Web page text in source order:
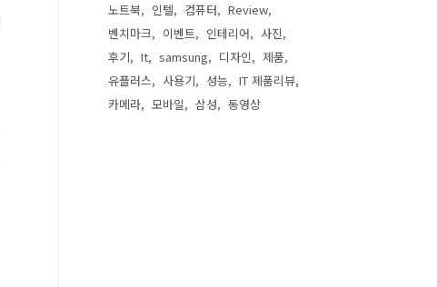
노트북
인텔 컴퓨터
Review
벤치마크
이벤트 인테리어
사진
후기
It samsung 디자인
제품
유플러스
사용기 성능
IT 제품리뷰
카메라
모바일 삼성 동영상